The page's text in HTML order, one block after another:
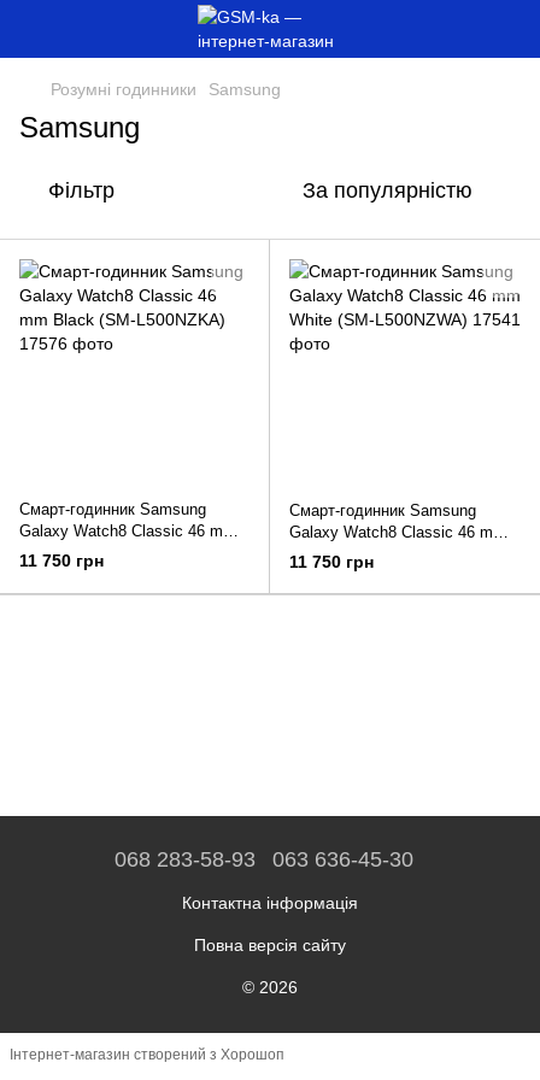
Розумні годинники Samsung
Samsung
Фільтр За популярністю
Смарт-годинник Samsung
Galaxy Watch8 Classic 46 mm
Black (SM-L500NZKA)
11 750 грн
Смарт-годинник Samsung
Galaxy Watch8 Classic 46 mm
White (SM-L500NZWA)
11 750 грн
068 283-58-93 063 636-45-30
Контактна інформація
Повна версія сайту
© 2026
Інтернет-магазин створений з Хорошоп